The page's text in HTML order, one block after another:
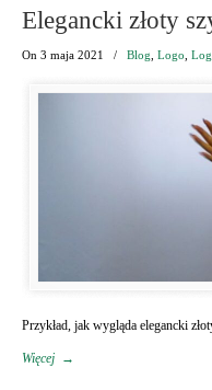
Elegancki złoty
On 3 maja 2021 / Blog Logo
Przykład, jak wygląda elegancki
Więcej →